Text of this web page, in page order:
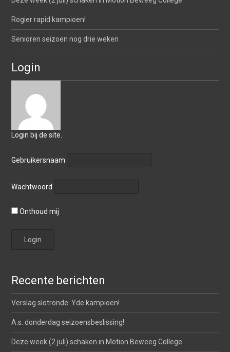
Rogier rapid kampioen!
Senioren seizoen nog drie weken
Login
Login bij de site.
Gebruikersnaam
Wachtwoord
Onthoud mij
Recente berichten
Verslag slotronde: Yde kampioen!
A.s. donderdag seizoensbeslissing!
Deze week (2 juli) schaken in Motion Beweeg College